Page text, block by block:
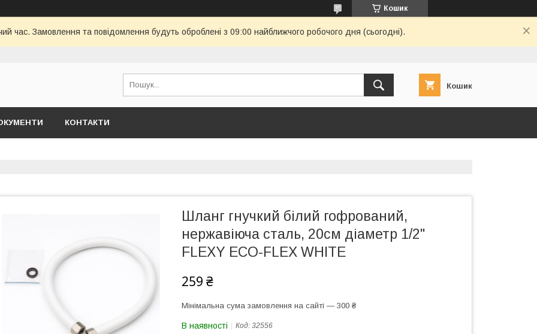
Кошик
час. Замовлення та повідомлення будуть оброблені з 09:00 найближчого робочого дня (сьогодні).
Кошик
КОНТАКТИ
Шланг гнучкий білий гофрований,
нержавіюча сталь, 20см діаметр 1/2"
FLEXY ECO-FLEX WHITE
259 ₴
Мінімальна сума замовлення на сайті — 300 ₴
В наявності Код: 32556